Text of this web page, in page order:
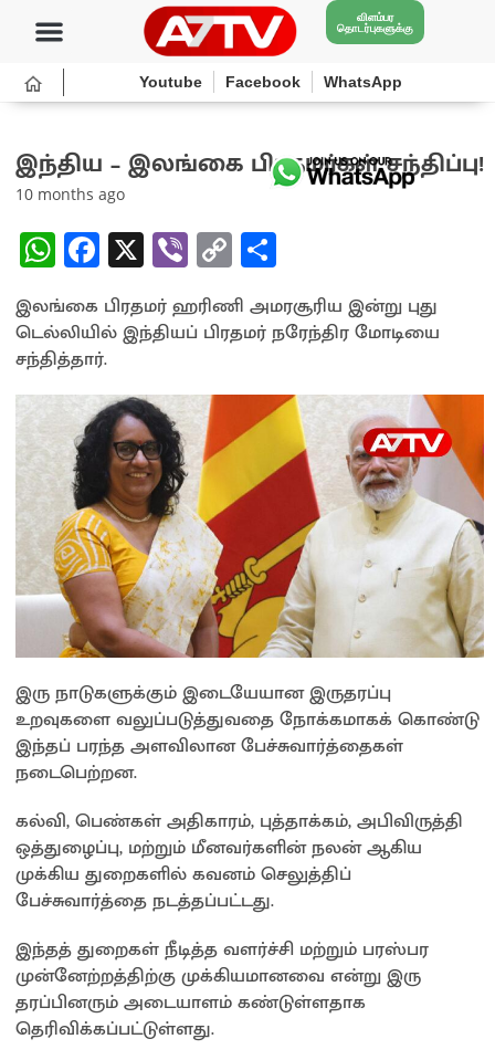
விளம்பர
தொடர்புகளுக்கு
Youtube Facebook WhatsApp
இந்திய – இலங்கை பிரதமர்கள் சந்திப்பு!
10 months ago
W
h
at
sA
p
p
Fa
ce
b
o
o
k
X Vi
b
er
C
o
py
Li
n
k
ar
e
இலங்கை பிரதமர் ஹரிணி அமரசூரிய இன்று புது
டெல்லியில் இந்தியப் பிரதமர் நரேந்திர மோடியை
சந்தித்தார்.
இரு நாடுகளுக்கும் இடையேயான இருதரப்பு
உறவுகளை வலுப்படுத்துவதை நோக்கமாகக் கொண்டு
இந்தப் பரந்த அளவிலான பேச்சுவார்த்தைகள்
நடைபெற்றன.
கல்வி, பெண்கள் அதிகாரம், புத்தாக்கம், அபிவிருத்தி
ஒத்துழைப்பு, மற்றும் மீனவர்களின் நலன் ஆகிய
முக்கிய துறைகளில் கவனம் செலுத்திப்
பேச்சுவார்த்தை நடத்தப்பட்டது.
இந்தத் துறைகள் நீடித்த வளர்ச்சி மற்றும் பரஸ்பர
முன்னேற்றத்திற்கு முக்கியமானவை என்று இரு
தரப்பினரும் அடையாளம் கண்டுள்ளதாக
தெரிவிக்கப்பட்டுள்ளது.